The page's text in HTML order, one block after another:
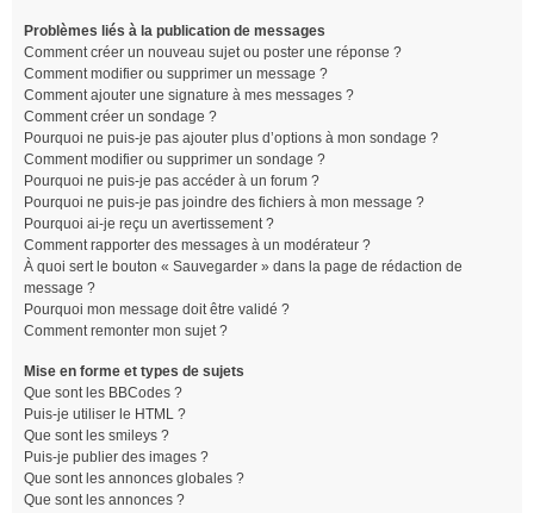
Problèmes liés à la publication de messages
Comment créer un nouveau sujet ou poster une réponse ?
Comment modifier ou supprimer un message ?
Comment ajouter une signature à mes messages ?
Comment créer un sondage ?
Pourquoi ne puis-je pas ajouter plus d’options à mon sondage ?
Comment modifier ou supprimer un sondage ?
Pourquoi ne puis-je pas accéder à un forum ?
Pourquoi ne puis-je pas joindre des fichiers à mon message ?
Pourquoi ai-je reçu un avertissement ?
Comment rapporter des messages à un modérateur ?
À quoi sert le bouton « Sauvegarder » dans la page de rédaction de
message ?
Pourquoi mon message doit être validé ?
Comment remonter mon sujet ?
Mise en forme et types de sujets
Que sont les BBCodes ?
Puis-je utiliser le HTML ?
Que sont les smileys ?
Puis-je publier des images ?
Que sont les annonces globales ?
Que sont les annonces ?